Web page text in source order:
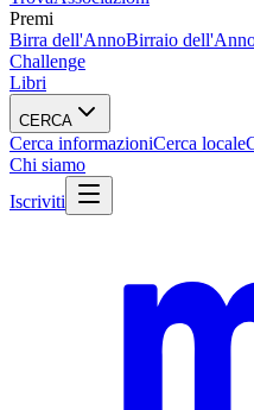
Premi
Birra dell'AnnoBirraio
Challenge
Libri
CERCA
Cerca informazioniCerca locale
Chi siamo
Iscriviti